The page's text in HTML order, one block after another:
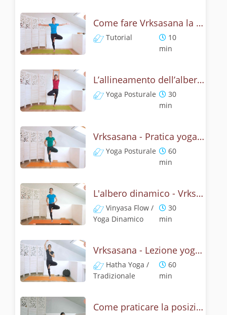
Come fare Vrksasana la posizione dell’albero? Tutorial
Tutorial
10
min
L’allineamento dell’albero - Yoga con Vrksasana
Yoga Posturale
30
min
Vrksasana - Pratica yoga con l'anatomia dell'albero
Yoga Posturale
60
min
L'albero dinamico - Vrksasana vinyasa flow
Vinyasa Flow /
Yoga Dinamico
30
min
Vrksasana - Lezione yoga con la storia dell'albero
Hatha Yoga /
Tradizionale
60
min
Come praticare la posizione del cane a testa su, Urdhva Mukha Svanasana? Tutorial